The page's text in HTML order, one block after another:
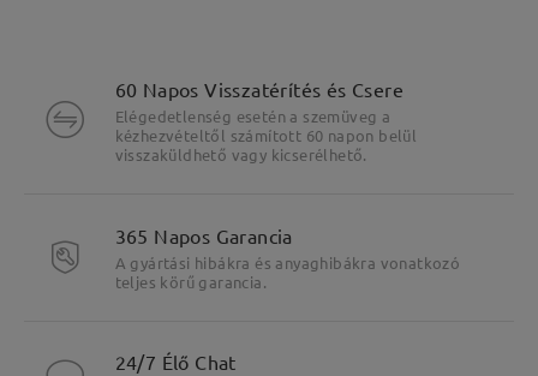
60 Napos Visszatérítés és Csere
Elégedetlenség esetén a szemüveg a
kézhezvételtől számított 60 napon belül
visszaküldhető vagy kicserélhető.
365 Napos Garancia
A gyártási hibákra és anyaghibákra vonatkozó
teljes körű garancia.
24/7 Élő Chat